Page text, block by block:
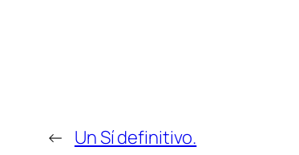
← Un Sí definitivo.